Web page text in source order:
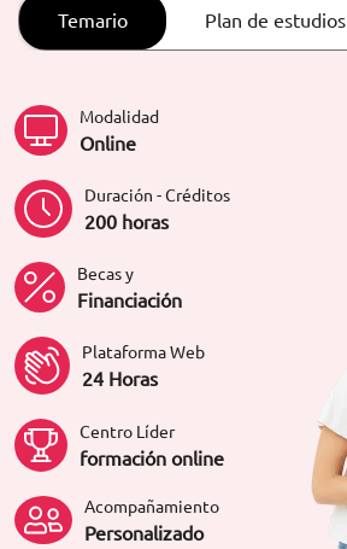
ORIENTACIÓN LABORAL
Temario Plan de estudios
Modalidad
Online
Duración - Créditos
200 horas
Becas y
Financiación
Plataforma Web
24 Horas
Centro Líder
formación online
Acompañamiento
Personalizado